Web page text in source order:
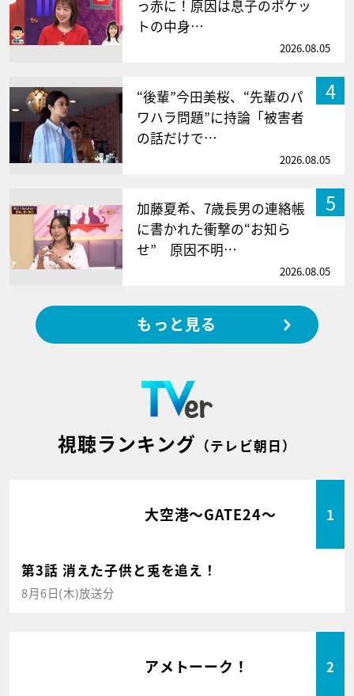
っ赤に！原因は息子のポケッ
トの中身…
2026.08.05
4
“後輩”今田美桜、“先輩のパ
ワハラ問題”に持論「被害者
の話だけで…
2026.08.05
5
加藤夏希、7歳長男の連絡帳
に書かれた衝撃の“お知ら
せ” 原因不明…
2026.08.05
もっと見る
視聴ランキング （テレビ朝日）
大空港～GATE24～ 1
第3話 消えた子供と兎を追え！
8月6日(木)放送分
アメトーーク！ 2